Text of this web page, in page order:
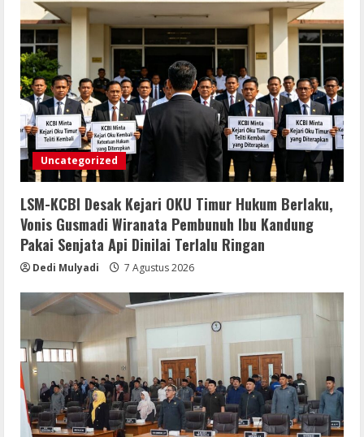
Uncategorized
LSM-KCBI Desak Kejari OKU Timur Hukum Berlaku,
Vonis Gusmadi Wiranata Pembunuh Ibu Kandung
Pakai Senjata Api Dinilai Terlalu Ringan
Dedi Mulyadi 7 Agustus 2026